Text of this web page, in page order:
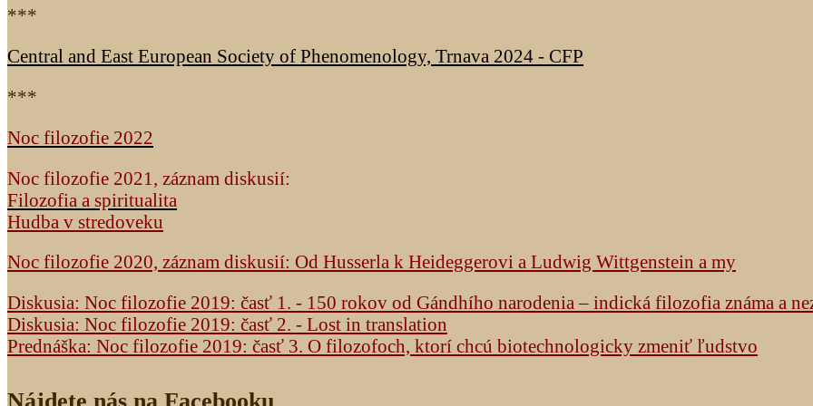
***
Central and East European Society of Phenomenology, Trnava 2024 - CFP
***
Noc filozofie 2022
Noc filozofie 2021, záznam diskusií:
Filozofia a spiritualita
Hudba v stredoveku
Noc filozofie 2020, záznam diskusií: Od Husserla k Heideggerovi a Ludwig Wittgenstein a my
Diskusia: Noc filozofie 2019: časť 1. - 150 rokov od Gándhího narodenia – indická filozofia známa a
Diskusia: Noc filozofie 2019: časť 2. - Lost in translation
Prednáška: Noc filozofie 2019: časť 3. O filozofoch, ktorí chcú biotechnologicky zmeniť ľudstvo